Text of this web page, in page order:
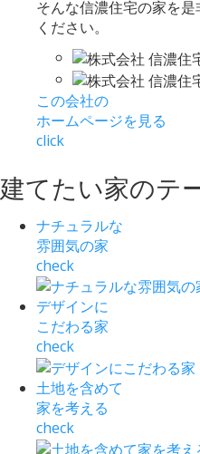
そんな信濃住宅の家を
ください。
この会社の
ホームページを見る
click
建てたい家のテ
ナチュラルな
雰囲気の家
check
デザインに
こだわる家
check
土地を含めて
家を考える
check